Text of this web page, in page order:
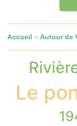
Accueil > Autour de
Le